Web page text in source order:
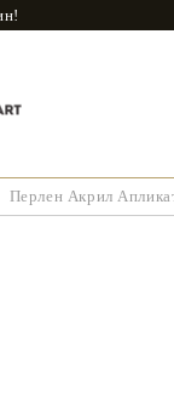
Перлен Акрил